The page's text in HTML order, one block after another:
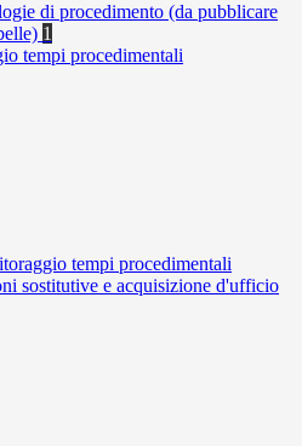
di procedimento (da pubblicare
1
tempi procedimentali
tempi procedimentali
sostitutive e acquisizione d'ufficio